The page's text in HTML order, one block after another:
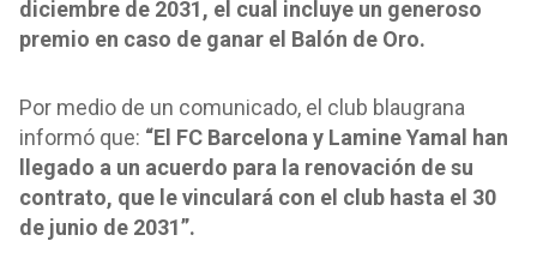
diciembre de 2031, el cual incluye un generoso
premio en caso de ganar el Balón de Oro.
Por medio de un comunicado, el club blaugrana
informó que: “El FC Barcelona y Lamine Yamal han
llegado a un acuerdo para la renovación de su
contrato, que le vinculará con el club hasta el 30
de junio de 2031”.